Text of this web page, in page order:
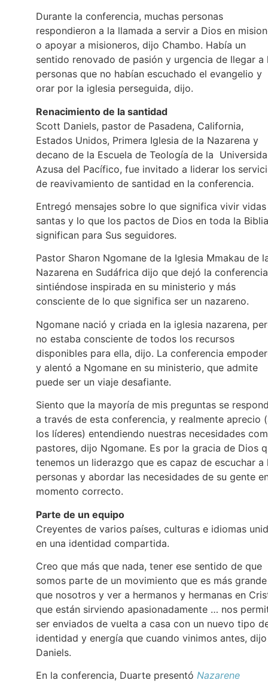
Durante la conferencia, muchas personas
respondieron a la llamada a servir a Dios en
o apoyar a misioneros, dijo Chambo. Había un
sentido renovado de pasión y urgencia de llegar a
personas que no habían escuchado el evangelio y
orar por la iglesia perseguida, dijo.
Renacimiento de la santidad
Scott Daniels, pastor de Pasadena, California,
Estados Unidos, Primera Iglesia de la Nazarena y
decano de la Escuela de Teología de la
Azusa del Pacífico, fue invitado a liderar los
de reavivamiento de santidad en la conferencia.
Entregó mensajes sobre lo que significa vivir vidas
santas y lo que los pactos de Dios en toda la Biblia
significan para Sus seguidores.
Pastor Sharon Ngomane de la Iglesia Mmakau de
Nazarena en Sudáfrica dijo que dejó la conferencia
sintiéndose inspirada en su ministerio y más
consciente de lo que significa ser un nazareno.
Ngomane nació y criada en la iglesia nazarena,
no estaba consciente de todos los recursos
disponibles para ella, dijo. La conferencia
y alentó a Ngomane en su ministerio, que admite
puede ser un viaje desafiante.
Siento que la mayoría de mis preguntas se
a través de esta conferencia, y realmente aprecio
los líderes) entendiendo nuestras necesidades
pastores, dijo Ngomane. Es por la gracia de Dios
tenemos un liderazgo que es capaz de escuchar a
personas y abordar las necesidades de su gente
momento correcto.
Parte de un equipo
Creyentes de varios países, culturas e idiomas
en una identidad compartida.
Creo que más que nada, tener ese sentido de que
somos parte de un movimiento que es más grande
que nosotros y ver a hermanos y hermanas en
que están sirviendo apasionadamente … nos
ser enviados de vuelta a casa con un nuevo tipo
identidad y energía que cuando vinimos antes, dijo
Daniels.
En la conferencia, Duarte presentó Nazarene